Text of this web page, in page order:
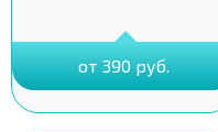
от 390 руб.